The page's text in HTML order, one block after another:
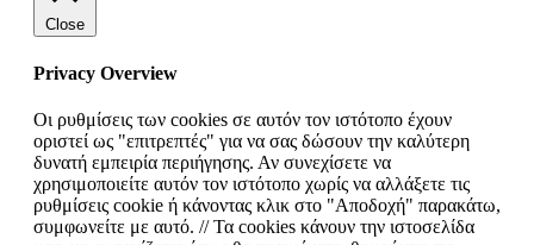
Close
Privacy Overview
Οι ρυθμίσεις των cookies σε αυτόν τον ιστότοπο έχουν
οριστεί ως "επιτρεπτές" για να σας δώσουν την καλύτερη
δυνατή εμπειρία περιήγησης. Αν συνεχίσετε να
χρησιμοποιείτε αυτόν τον ιστότοπο χωρίς να αλλάξετε τις
ρυθμίσεις cookie ή κάνοντας κλικ στο "Αποδοχή" παρακάτω,
συμφωνείτε με αυτό. // Τα cookies κάνουν την ιστοσελίδα